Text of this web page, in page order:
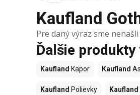
Kaufland
Pre daný výraz sme
Ďalšie
Kaufland Kapor Kaufland
Kaufland Polievky Kaufland